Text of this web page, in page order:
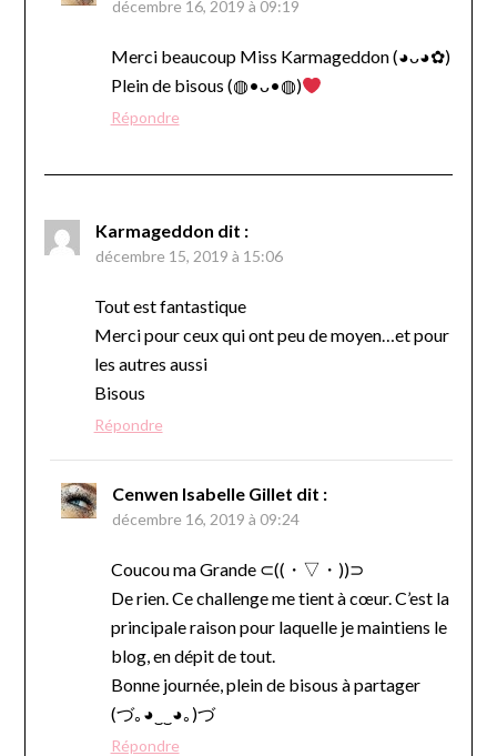
décembre 16, 2019 à 09:19
Merci beaucoup Miss Karmageddon (◕ᴗ◕✿)
Plein de bisous (◍•ᴗ•◍)
Répondre
Karmageddon dit :
décembre 15, 2019 à 15:06
Tout est fantastique
Merci pour ceux qui ont peu de moyen…et pour
les autres aussi
Bisous
Répondre
Cenwen Isabelle Gillet dit :
décembre 16, 2019 à 09:24
Coucou ma Grande ⊂((・▽・))⊃
De rien. Ce challenge me tient à cœur. C’est la
principale raison pour laquelle je maintiens le
blog, en dépit de tout.
Bonne journée, plein de bisous à partager
(づ｡◕‿‿◕｡)づ
Répondre